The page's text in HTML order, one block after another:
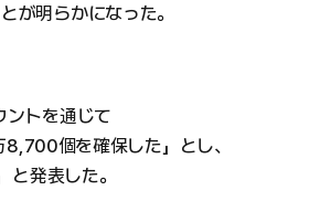
が明らかになった。
ントを通じて
個を確保した」とし、
と発表した。